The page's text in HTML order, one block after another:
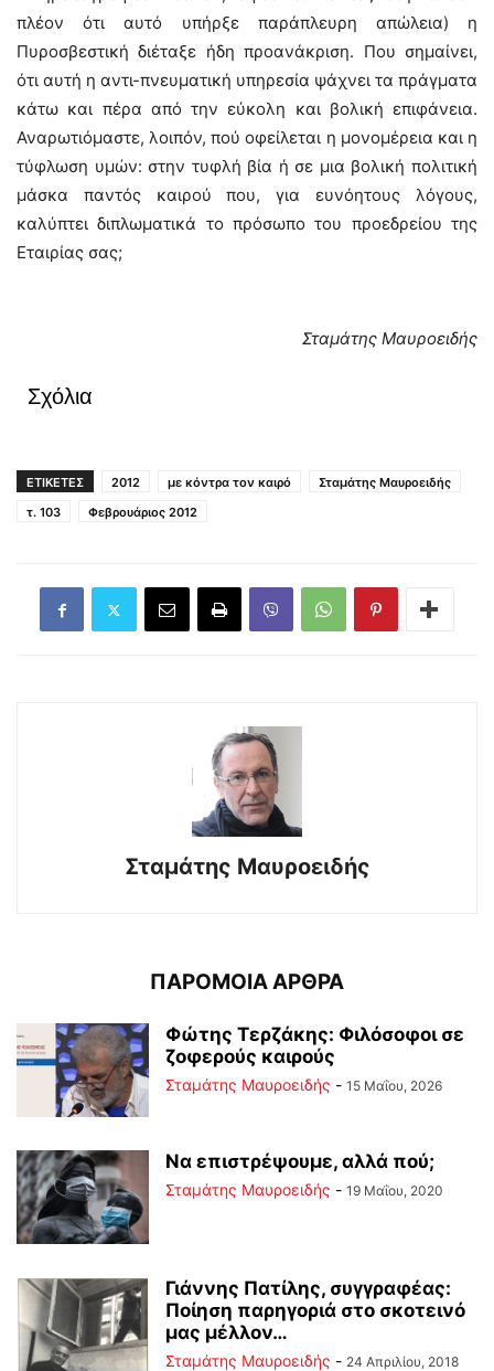
πλέον ότι αυτό υπήρξε παράπλευρη απώλεια) η
Πυροσβεστική διέταξε ήδη προανάκριση. Που σημαίνει,
ότι αυτή η αντι-πνευματική υπηρεσία ψάχνει τα πράγματα
κάτω και πέρα από την εύκολη και βολική επιφάνεια.
Αναρωτιόμαστε, λοιπόν, πού οφείλεται η μονομέρεια και η
τύφλωση υμών: στην τυφλή βία ή σε μια βολική πολιτική
μάσκα παντός καιρού που, για ευνόητους λόγους,
καλύπτει διπλωματικά το πρόσωπο του προεδρείου της
Εταιρίας σας;
Σταμάτης Μαυροειδής
Σχόλια
ΕΤΙΚΕΤΕΣ 2012 με κόντρα τον καιρό
Σταμάτης Μαυροειδής
τ. 103
Φεβρουάριος 2012
Σταμάτης Μαυροειδής
ΠΑΡΟΜΟΙΑ ΑΡΘΡΑ
Φώτης Τερζάκης: Φιλόσοφοι σε
ζοφερούς καιρούς
Σταμάτης Μαυροειδής - 15 Μαΐου, 2026
Να επιστρέψουμε, αλλά πού;
Σταμάτης Μαυροειδής - 19 Μαΐου, 2020
Γιάννης Πατίλης, συγγραφέας:
Ποίηση παρηγοριά στο σκοτεινό
μας μέλλον…
Σταμάτης Μαυροειδής - 24 Απριλίου, 2018